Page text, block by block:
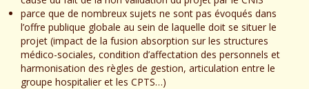
parce que de nombreux sujets ne sont pas évoqués dans
l’offre publique globale au sein de laquelle doit se situer le
projet (impact de la fusion absorption sur les structures
médico-sociales, condition d’affectation des personnels et
harmonisation des règles de gestion, articulation entre le
groupe hospitalier et les CPTS…)